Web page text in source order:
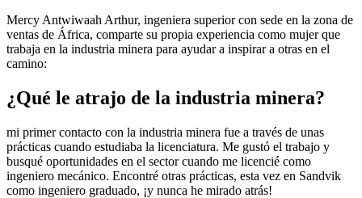
Mercy Antwiwaah Arthur, ingeniera superior con sede en la zona de
ventas de África, comparte su propia experiencia como mujer que
trabaja en la industria minera para ayudar a inspirar a otras en el
camino:
¿Qué le atrajo de la industria minera?
mi primer contacto con la industria minera fue a través de unas
prácticas cuando estudiaba la licenciatura. Me gustó el trabajo y
busqué oportunidades en el sector cuando me licencié como
ingeniero mecánico. Encontré otras prácticas, esta vez en Sandvik
como ingeniero graduado, ¡y nunca he mirado atrás!